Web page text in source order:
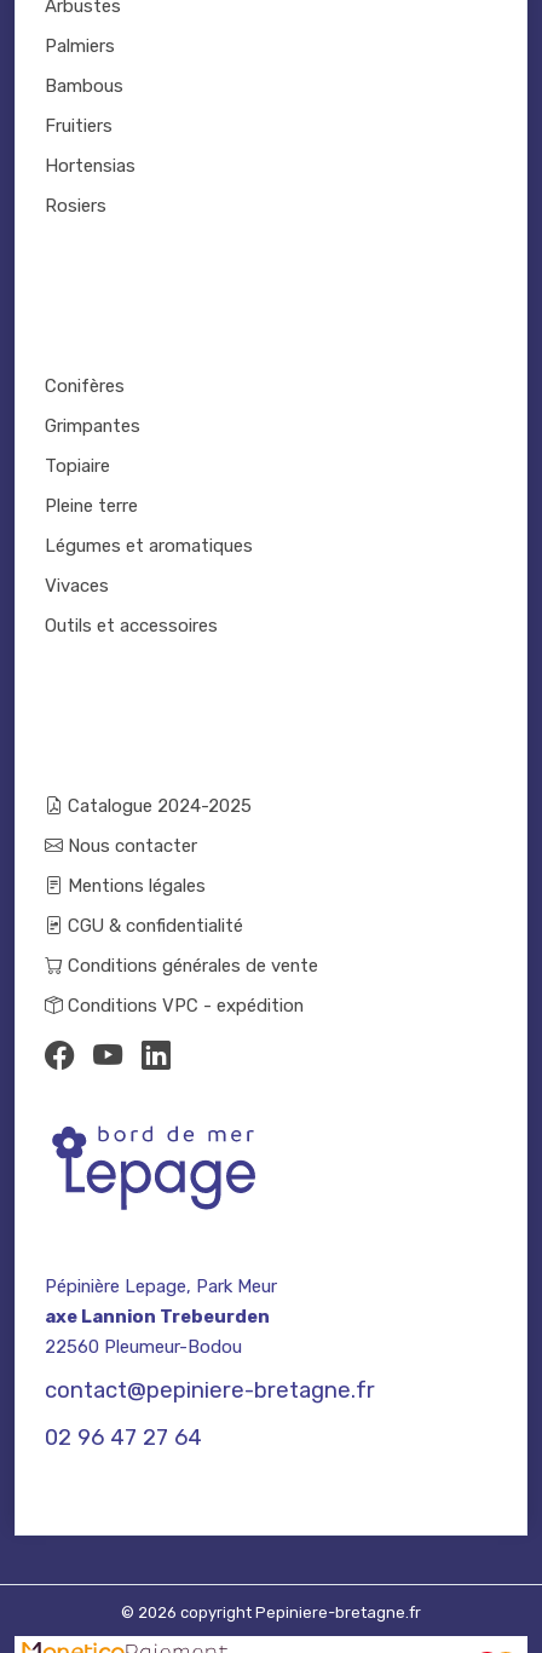
Arbustes
Palmiers
Bambous
Fruitiers
Hortensias
Rosiers
Conifères
Grimpantes
Topiaire
Pleine terre
Légumes et aromatiques
Vivaces
Outils et accessoires
Catalogue 2024-2025
Nous contacter
Mentions légales
CGU & confidentialité
Conditions générales de vente
Conditions VPC - expédition
Pépinière Lepage, Park Meur
axe Lannion Trebeurden
22560 Pleumeur-Bodou
contact@pepiniere-bretagne.fr
02 96 47 27 64
© 2026 copyright Pepiniere-bretagne.fr